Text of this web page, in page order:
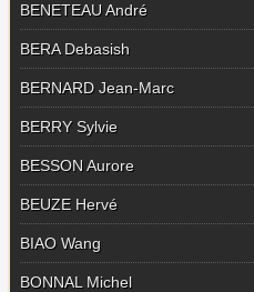
BENETEAU André
BERA Debasish
BERNARD Jean-Marc
BERRY Sylvie
BESSON Aurore
BEUZE Hervé
BIAO Wang
BONNAL Michel